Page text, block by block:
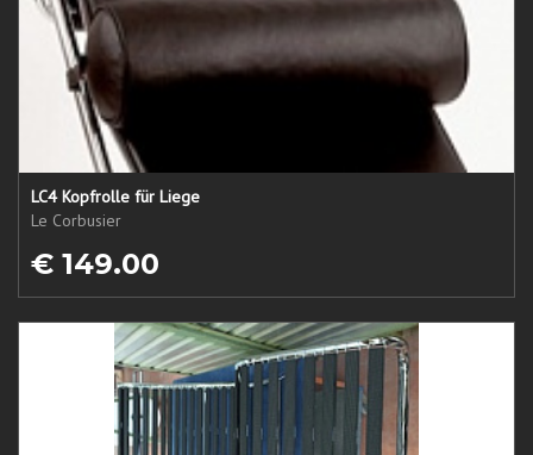
LC4 Kopfrolle für Liege
Le Corbusier
€ 149.00